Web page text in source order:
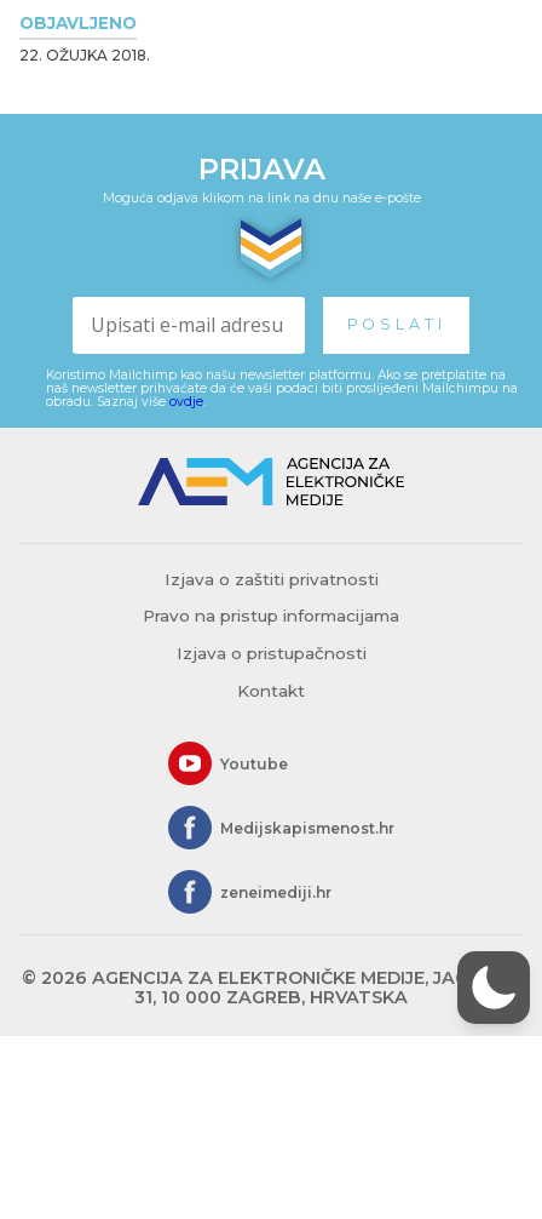
OBJAVLJENO
22. OŽUJKA 2018.
PRIJAVA
Moguća odjava klikom na link na dnu naše e-pošte
Koristimo Mailchimp kao našu newsletter platformu. Ako se pretplatite na
naš newsletter prihvaćate da će vaši podaci biti proslijeđeni Mailchimpu na
obradu. Saznaj više ovdje.
Izjava o zaštiti privatnosti
Pravo na pristup informacijama
Izjava o pristupačnosti
Kontakt
Youtube
Medijskapismenost.hr
zeneimediji.hr
© 2026 AGENCIJA ZA ELEKTRONIČKE MEDIJE, JAGIĆEVA
31, 10 000 ZAGREB, HRVATSKA